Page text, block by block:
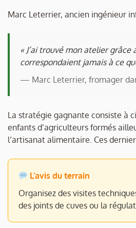
Marc Leterrier, ancien ingénieur
« J’ai trouvé mon atelier
correspondaient jamais à ce
— Marc Leterrier, fromager
La stratégie gagnante consiste à
enfants d’agriculteurs formés
l’artisanat alimentaire. Ces
L’avis du terrain
Organisez des visites
des joints de cuves ou la